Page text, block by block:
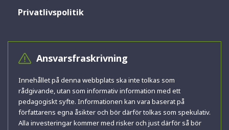
Privatlivspolitik
Ansvarsfraskrivning
Innehållet på denna webbplats ska inte tolkas som
rådgivande, utan som informativ information med ett
pedagogiskt syfte. Informationen kan vara baserat på
författarens egna åsikter och bör därför tolkas som spekulativ.
Alla investeringar kommer med risker och just därför så bör